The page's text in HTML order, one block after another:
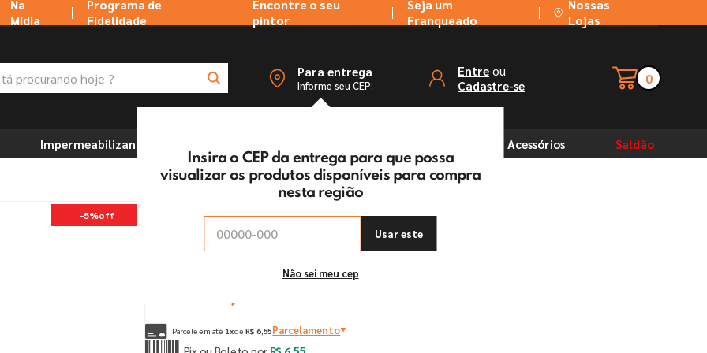
Na
Mídia
Programa de
Fidelidade
Encontre o seu
pintor
Seja um
Franqueado
Nossas
Lojas
Para entrega
Informe seu CEP:
Insira o CEP da entrega para que possa
visualizar os produtos disponíveis para compra
nesta região
Usar este
Não sei meu cep
Entre ou
Cadastre-se 0
Impermeabilizantes Acessórios Saldão
-5%off Trincha 573 Tigre
Vendido e entregue por:Tintas MC Ltda
Parcele em até 1xde R$ 6,55Parcelamento